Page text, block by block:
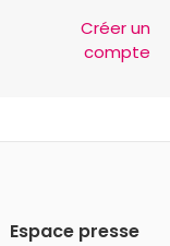
Créer un
compte
Espace presse